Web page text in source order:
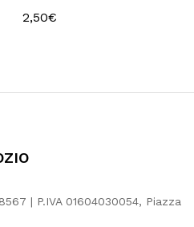
2,50€
| P.IVA 01604030054, Piazza